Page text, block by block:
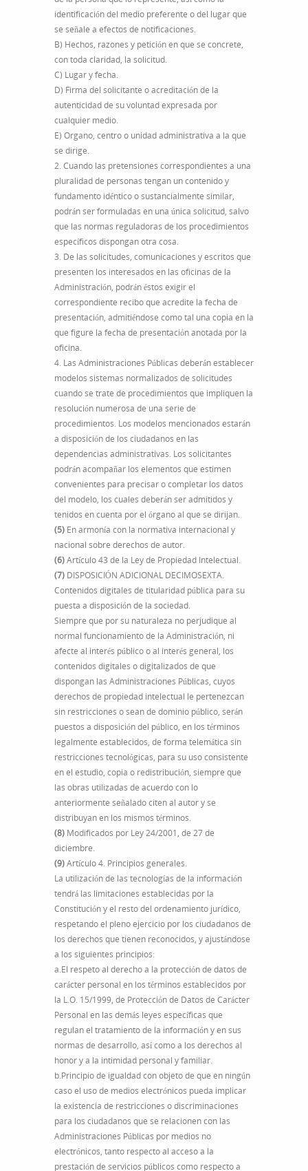
identificación del medio preferente o del lugar que
se señale a efectos de notificaciones.
B) Hechos, razones y petición en que se concrete,
con toda claridad, la solicitud.
C) Lugar y fecha.
D) Firma del solicitante o acreditación de la
autenticidad de su voluntad expresada por
cualquier medio.
E) Organo, centro o unidad administrativa a la que
se dirige.
2. Cuando las pretensiones correspondientes a una
pluralidad de personas tengan un contenido y
fundamento idéntico o sustancialmente similar,
podrán ser formuladas en una única solicitud, salvo
que las normas reguladoras de los procedimientos
específicos dispongan otra cosa.
3. De las solicitudes, comunicaciones y escritos que
presenten los interesados en las oficinas de la
Administración, podrán éstos exigir el
correspondiente recibo que acredite la fecha de
presentación, admitiéndose como tal una copia en la
que figure la fecha de presentación anotada por la
oficina.
4. Las Administraciones Públicas deberán establecer
modelos sistemas normalizados de solicitudes
cuando se trate de procedimientos que impliquen la
resolución numerosa de una serie de
procedimientos. Los modelos mencionados estarán
a disposición de los ciudadanos en las
dependencias administrativas. Los solicitantes
podrán acompañar los elementos que estimen
convenientes para precisar o completar los datos
del modelo, los cuales deberán ser admitidos y
tenidos en cuenta por el órgano al que se dirijan.
(5) En armonía con la normativa internacional y
nacional sobre derechos de autor.
(6)Artículo 43 de la Ley de Propiedad Intelectual.
(7) DISPOSICIÓN ADICIONAL DECIMOSEXTA.
Contenidos digitales de titularidad pública para su
puesta a disposición de la sociedad.
Siempre que por su naturaleza no perjudique al
normal funcionamiento de la Administración, ni
afecte al interés público o al interés general, los
contenidos digitales o digitalizados de que
dispongan las Administraciones Públicas, cuyos
derechos de propiedad intelectual le pertenezcan
sin restricciones o sean de dominio público, serán
puestos a disposición del público, en los términos
legalmente establecidos, de forma telemática sin
restricciones tecnológicas, para su uso consistente
en el estudio, copia o redistribución, siempre que
las obras utilizadas de acuerdo con lo
anteriormente señalado citen al autor y se
distribuyan en los mismos términos.
(8) Modificados por Ley 24/2001, de 27 de
diciembre.
(9)Artículo 4. Principios generales.
La utilización de las tecnologías de la información
tendrá las limitaciones establecidas por la
Constitución y el resto del ordenamiento jurídico,
respetando el pleno ejercicio por los ciudadanos de
los derechos que tienen reconocidos, y ajustándose
a los siguientes principios:
a.El respeto al derecho a la protección de datos de
carácter personal en los términos establecidos por
la L.O. 15/1999, de Protección de Datos de Carácter
Personal en las demás leyes específicas que
regulan el tratamiento de la información y en sus
normas de desarrollo, así como a los derechos al
honor y a la intimidad personal y familiar.
b.Principio de igualdad con objeto de que en ningún
caso el uso de medios electrónicos pueda implicar
la existencia de restricciones o discriminaciones
para los ciudadanos que se relacionen con las
Administraciones Públicas por medios no
electrónicos, tanto respecto al acceso a la
prestación de servicios públicos como respecto a